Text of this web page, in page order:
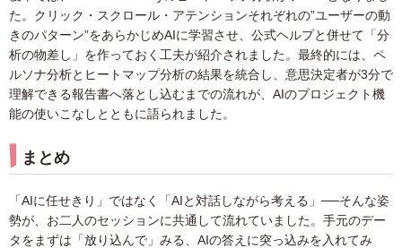
た。クリック・スクロール・アテンションそれぞれの”ユーザーの動
きのパターン”をあらかじめAIに学習させ、公式ヘルプと併せて「分
析の物差し」を作っておく工夫が紹介されました。最終的には、ペ
ルソナ分析とヒートマップ分析の結果を統合し、意思決定者が3分で
理解できる報告書へ落とし込むまでの流れが、AIのプロジェクト機
能の使いこなしとともに語られました。
まとめ
「AIに任せきり」ではなく「AIと対話しながら考える」──そんな姿
勢が、お二人のセッションに共通して流れていました。手元のデー
タをまずは「放り込んで」みる、AIの答えに突っ込みを入れてみ